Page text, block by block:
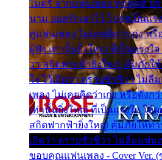
ไมตรี จากแฟนเพลง ทุกทุกที่ ป
นาม ยอดรักเอาไว้ โปรดเป็นแร
คู่แฟนเพลง ไม่เคยคิดว่าเก่ง ห
ผู้ฟัง เท่านั้นยิ่งใหญ่ ที่เป็นแรงใ
วา สถิตฟากฟ้ายิ่งใหญ่ คุ้มภัยใ
ใจ ไว้เถิดว่า ตราบชั่วชีวา ไม่
เพลง ไม่เคยคิดว่าเก่ง หรือดัง
เท่านั้นยิ่งใหญ่ ที่เป็นแรงใจ ให้
สถิตฟากฟ้ายิ่งใหญ่ คุ้มภัยให้ท่า
เถิดว่า ตราบชั่วชีวา ไม่ลืมแฟน
ขอบคุณแฟนเพลง - Cover Ver.